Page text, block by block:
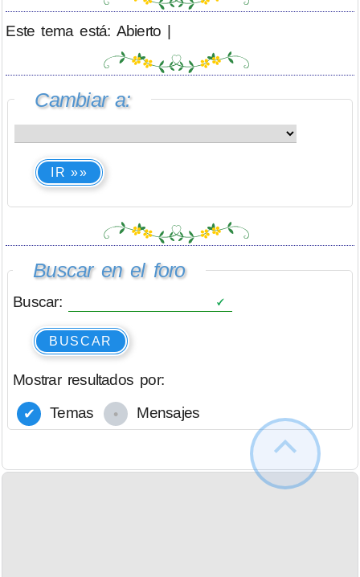
Este tema está: Abierto |
Cambiar a:
IR »»
Buscar en el foro
Buscar:
BUSCAR
Mostrar resultados por:
Temas
Mensajes